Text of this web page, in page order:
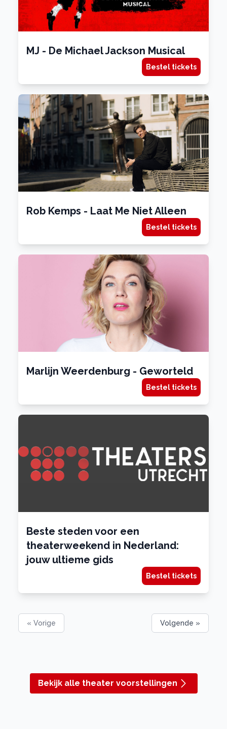
MJ - De Michael Jackson Musical
Bestel tickets
Rob Kemps - Laat Me Niet Alleen
Bestel tickets
Marlijn Weerdenburg - Geworteld
Bestel tickets
Beste steden voor een
theaterweekend in Nederland:
jouw ultieme gids
Bestel tickets
« Vorige Volgende »
Bekijk alle theater voorstellingen